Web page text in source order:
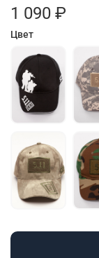
1 090 ₽
Цвет